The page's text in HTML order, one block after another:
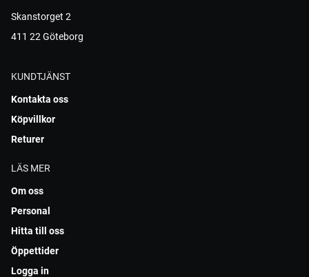
Skanstorget 2
411 22 Göteborg
KUNDTJÄNST
Kontakta oss
Köpvillkor
Returer
LÄS MER
Om oss
Personal
Hitta till oss
Öppettider
Logga in